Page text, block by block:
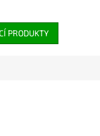
PRODUKTY